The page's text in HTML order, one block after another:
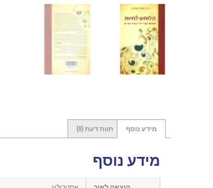
מידע נוסף חוות דעת (0)
מידע נוסף